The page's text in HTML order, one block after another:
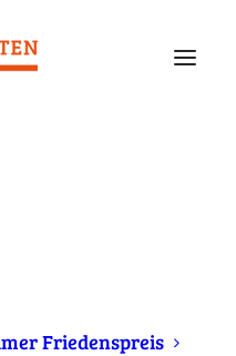
Friedenspreis
Kundgebung in
11:00 h